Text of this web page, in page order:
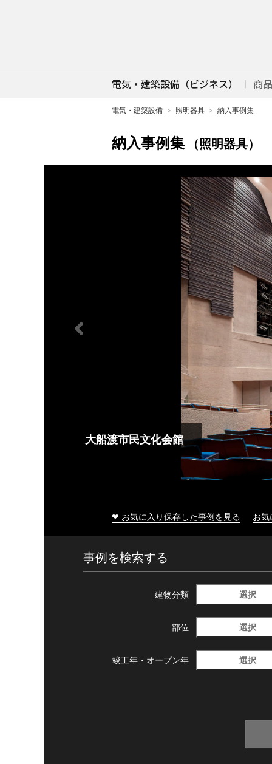
電気・建築設備（ビジネス） 商
電気・建築設備 照明器具 納入事例集
納入事例集 （照明器具）
大船渡市民文化会館
❤ お気に入り保存した事例を見る お
事例を検索する
建物分類 選択
部位 選択
竣工年・ オープン年 選択